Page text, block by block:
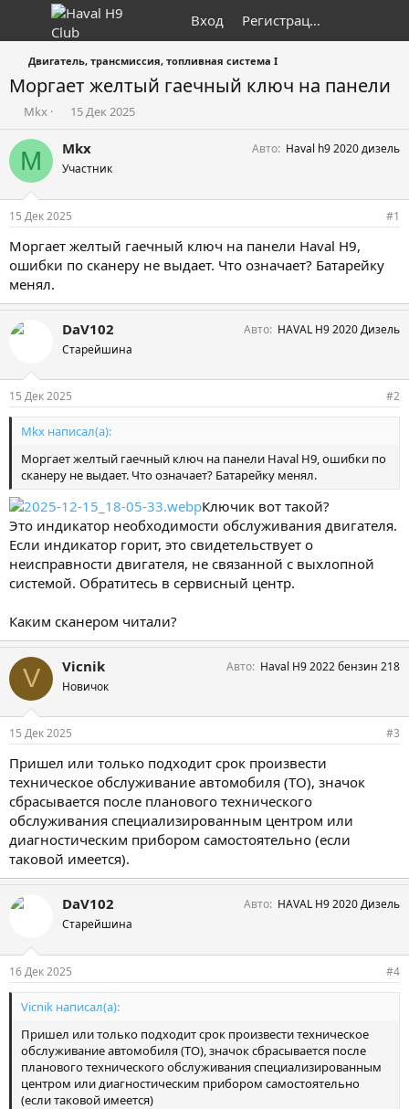
Вход Регистрация
Двигатель, трансмиссия, топливная система I
Моргает желтый гаечный ключ на панели
А
т
о
т
е
м
ы
Mkx
Д
т
н
ч
а
л
15 Дек 2025
M Mkx
Участник
Авто Haval h9 2020 дизель
15 Дек 2025 #1
Моргает желтый гаечный ключ на панели Haval H9,
ошибки по сканеру не выдает. Что означает? Батарейку
менял.
DaV102
Старейшина
Авто HAVAL H9 2020 Дизель
15 Дек 2025 #2
Mkx написал(а):
Моргает желтый гаечный ключ на панели Haval H9, ошибки по
сканеру не выдает. Что означает? Батарейку менял.
Ключик вот такой?
Это индикатор необходимости обслуживания двигателя.
Если индикатор горит, это свидетельствует о
неисправности двигателя, не связанной с выхлопной
системой. Обратитесь в сервисный центр.
Каким сканером читали?
V Vicnik
Новичок
Авто Haval H9 2022 бензин 218
15 Дек 2025 #3
Пришел или только подходит срок произвести
техническое обслуживание автомобиля (ТО), значок
сбрасывается после планового технического
обслуживания специализированным центром или
диагностическим прибором самостоятельно (если
таковой имеется).
DaV102
Старейшина
Авто HAVAL H9 2020 Дизель
16 Дек 2025 #4
Vicnik написал(а):
Пришел или только подходит срок произвести техническое
обслуживание автомобиля (ТО), значок сбрасывается после
планового технического обслуживания специализированным
центром или диагностическим прибором самостоятельно
(если таковой имеется)